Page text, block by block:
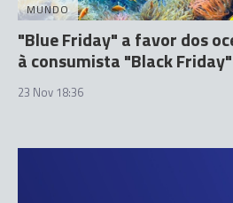
MUNDO
"Blue Friday" a favor dos
à consumista "Black Friday"
23 Nov 18:36